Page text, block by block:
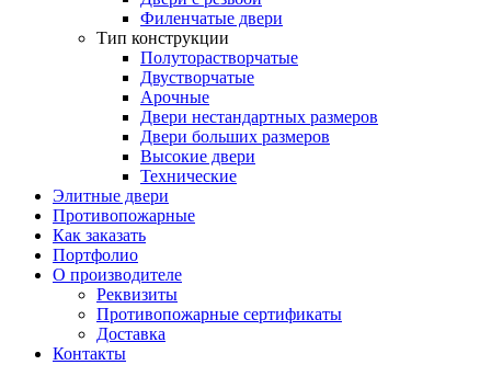
Филенчатые двери
Тип конструкции
Полуторастворчатые
Двустворчатые
Арочные
Двери нестандартных размеров
Двери больших размеров
Высокие двери
Технические
Элитные двери
Противопожарные
Как заказать
Портфолио
О производителе
Реквизиты
Противопожарные сертификаты
Доставка
Контакты